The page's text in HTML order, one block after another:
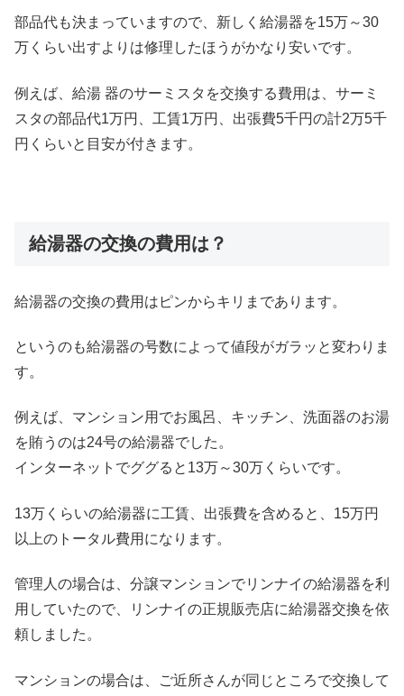
部品代も決まっていますので、新しく給湯器を15万～30
万くらい出すよりは修理したほうがかなり安いです。
例えば、給湯 器のサーミスタを交換する費用は、サーミ
スタの部品代1万円、工賃1万円、出張費5千円の計2万5千
円くらいと目安が付きます。
給湯器の交換の費用は？
給湯器の交換の費用はピンからキリまであります。
というのも給湯器の号数によって値段がガラッと変わりま
す。
例えば、マンション用でお風呂、キッチン、洗面器のお湯
を賄うのは24号の給湯器でした。
インターネットでググると13万～30万くらいです。
13万くらいの給湯器に工賃、出張費を含めると、15万円
以上のトータル費用になります。
管理人の場合は、分譲マンションでリンナイの給湯器を利
用していたので、リンナイの正規販売店に給湯器交換を依
頼しました。
マンションの場合は、ご近所さんが同じところで交換して